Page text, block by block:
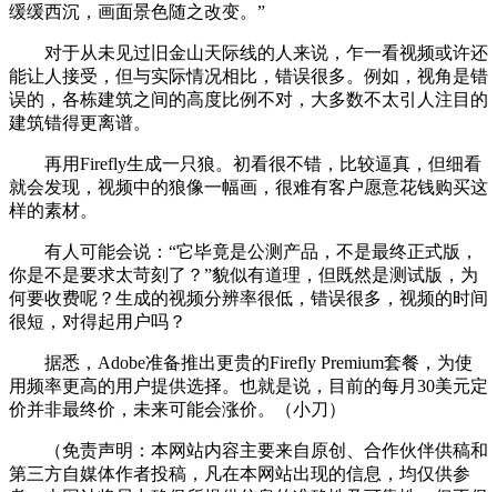
缓缓西沉，画面景色随之改变。”
对于从未见过旧金山天际线的人来说，乍一看视频或许还
能让人接受，但与实际情况相比，错误很多。例如，视角是错
误的，各栋建筑之间的高度比例不对，大多数不太引人注目的
建筑错得更离谱。
再用Firefly生成一只狼。初看很不错，比较逼真，但细看
就会发现，视频中的狼像一幅画，很难有客户愿意花钱购买这
样的素材。
有人可能会说：“它毕竟是公测产品，不是最终正式版，
你是不是要求太苛刻了？”貌似有道理，但既然是测试版，为
何要收费呢？生成的视频分辨率很低，错误很多，视频的时间
很短，对得起用户吗？
据悉，Adobe准备推出更贵的Firefly Premium套餐，为使
用频率更高的用户提供选择。也就是说，目前的每月30美元定
价并非最终价，未来可能会涨价。（小刀）
（免责声明：本网站内容主要来自原创、合作伙伴供稿和
第三方自媒体作者投稿，凡在本网站出现的信息，均仅供参